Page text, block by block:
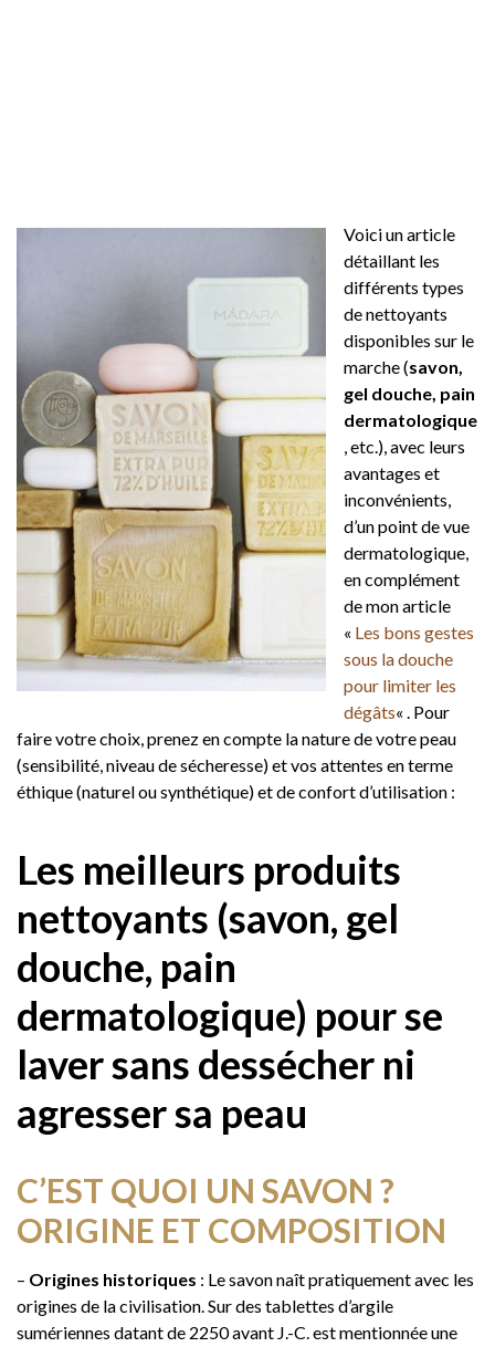
Voici un article
détaillant les
différents types
de nettoyants
disponibles sur le
marche (savon,
gel douche, pain
dermatologique
, etc.), avec leurs
avantages et
inconvénients,
d’un point de vue
dermatologique,
en complément
de mon article
« Les bons gestes
sous la douche
pour limiter les
dégâts« . Pour
faire votre choix, prenez en compte la nature de votre peau
(sensibilité, niveau de sécheresse) et vos attentes en terme
éthique (naturel ou synthétique) et de confort d’utilisation :
Les meilleurs produits
nettoyants (savon, gel
douche, pain
dermatologique) pour se
laver sans dessécher ni
agresser sa peau
C’EST QUOI UN SAVON ?
ORIGINE ET COMPOSITION
– Origines historiques : Le savon naît pratiquement avec les
origines de la civilisation. Sur des tablettes d’argile
sumériennes datant de 2250 avant J.-C. est mentionnée une